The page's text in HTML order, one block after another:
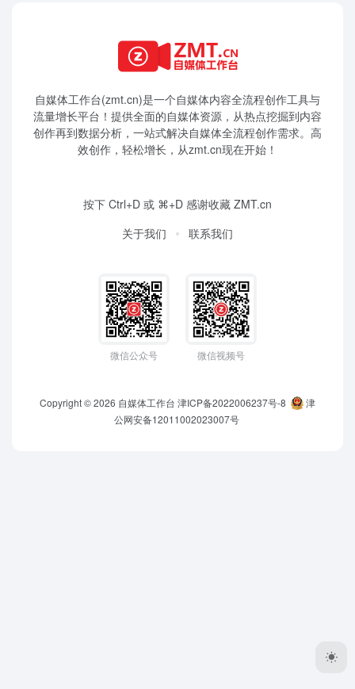
自媒体工作台(zmt.cn)是一个自媒体内容全流程创作工具与
流量增长平台！提供全面的自媒体资源，从热点挖掘到内容
创作再到数据分析，一站式解决自媒体全流程创作需求。高
效创作，轻松增长，从zmt.cn现在开始！
按下 Ctrl+D 或 ⌘+D 感谢收藏 ZMT.cn
关于我们
联系我们
微信公众号 微信视频号
Copyright © 2026 自媒体工作台 津ICP备2022006237号-8
津
公网安备12011002023007号